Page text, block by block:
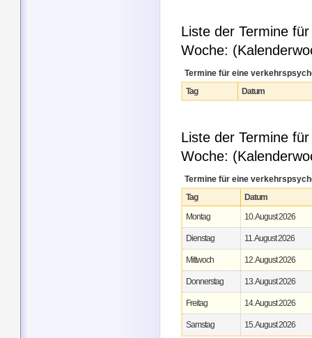
Liste der Termine
Woche:
Termine für eine
Tag
Datum
Liste der Termine
Woche:
Termine für eine
Tag
Datum
Montag
10. August 2026
Dienstag 11. August 2026
Mittwoch 12. August 2026
Donnerstag 13. August 2026
Freitag 14. August 2026
Samstag 15. August 2026